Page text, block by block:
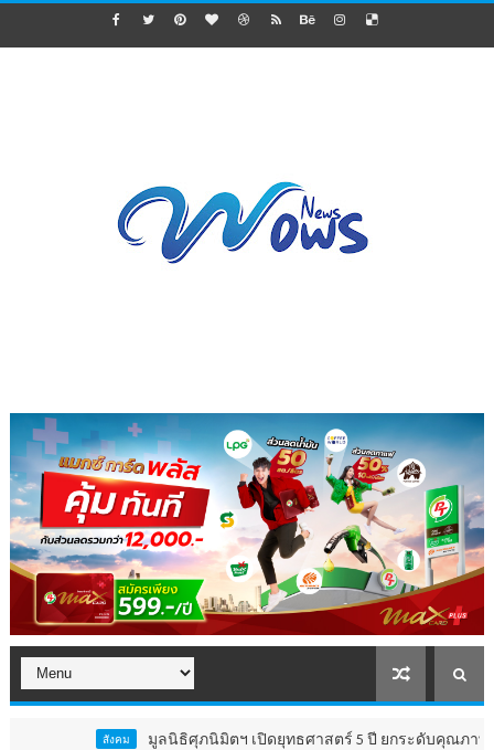
มูลนิธิศุภนิมิตฯ เปิดยุทธศาสตร์ 5 ปี ยกระดับคุณภาพชีวิต ‘เด็ก